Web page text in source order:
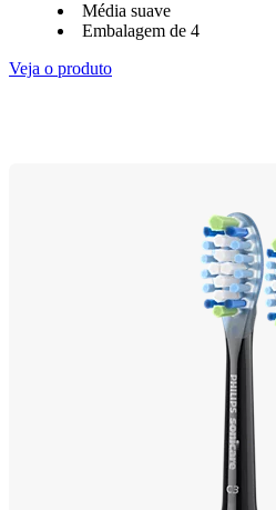
Média suave
Embalagem de 4
Veja o produto